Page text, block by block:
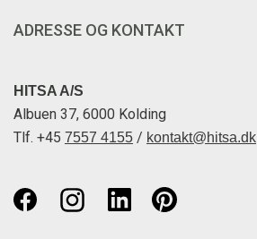
ADRESSE OG KONTAKT
HITSA A/S
Albuen 37, 6000 Kolding
Tlf. +45 7557 4155 / kontakt@hitsa.dk